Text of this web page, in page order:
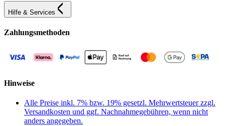
Hilfe & Services
Zahlungsmethoden
Hinweise
Alle Preise inkl. 7% bzw. 19% gesetzl. Mehrwertsteuer zzgl.
Versandkosten und ggf. Nachnahmegebühren, wenn nicht
anders angegeben.